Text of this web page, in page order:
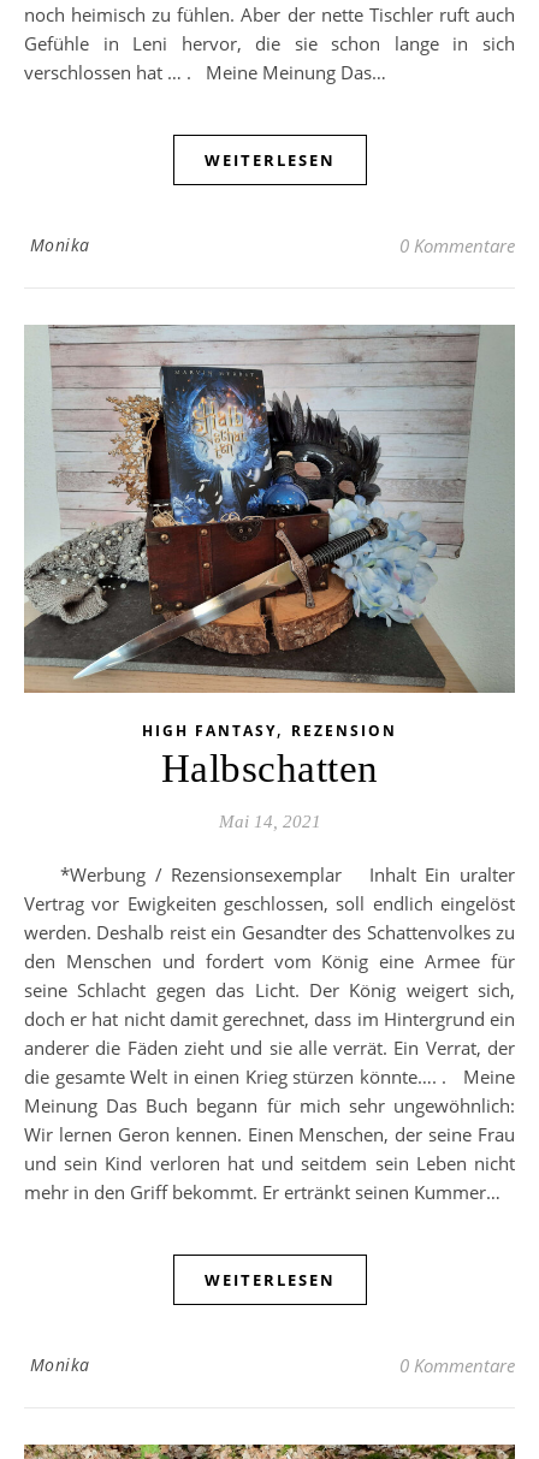
noch heimisch zu fühlen. Aber der nette Tischler ruft auch
Gefühle in Leni hervor, die sie schon lange in sich
verschlossen hat … . Meine Meinung Das…
WEITERLESEN
Monika 0 Kommentare
HIGH FANTASY, REZENSION
Halbschatten
Mai 14, 2021
*Werbung / Rezensionsexemplar Inhalt Ein uralter
Vertrag vor Ewigkeiten geschlossen, soll endlich eingelöst
werden. Deshalb reist ein Gesandter des Schattenvolkes zu
den Menschen und fordert vom König eine Armee für
seine Schlacht gegen das Licht. Der König weigert sich,
doch er hat nicht damit gerechnet, dass im Hintergrund ein
anderer die Fäden zieht und sie alle verrät. Ein Verrat, der
die gesamte Welt in einen Krieg stürzen könnte…. . Meine
Meinung Das Buch begann für mich sehr ungewöhnlich:
Wir lernen Geron kennen. Einen Menschen, der seine Frau
und sein Kind verloren hat und seitdem sein Leben nicht
mehr in den Griff bekommt. Er ertränkt seinen Kummer…
WEITERLESEN
Monika 0 Kommentare